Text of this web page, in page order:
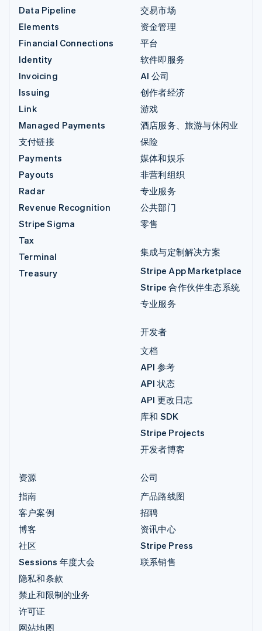
Data Pipeline
Elements
Financial Connections
Identity
Invoicing
Issuing
Link
Managed Payments
支付链接
Payments
Payouts
Radar
Revenue Recognition
Stripe Sigma
Tax
Terminal
Treasury
交易市场
资金管理
平台
软件即服务
AI 公司
创作者经济
游戏
酒店服务、旅游与休闲业
保险
媒体和娱乐
非营利组织
专业服务
公共部门
零售
集成与定制解决方案
Stripe App Marketplace
Stripe 合作伙伴生态系统
专业服务
开发者
文档
API 参考
API 状态
API 更改日志
库和 SDK
Stripe Projects
开发者博客
资源
指南
客户案例
博客
社区
Sessions 年度大会
隐私和条款
禁止和限制的业务
许可证
网站地图
公司
产品路线图
招聘
资讯中心
Stripe Press
联系销售